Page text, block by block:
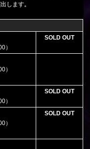
します。
）
SOLD OUT
）
）
SOLD OUT
）
SOLD OUT